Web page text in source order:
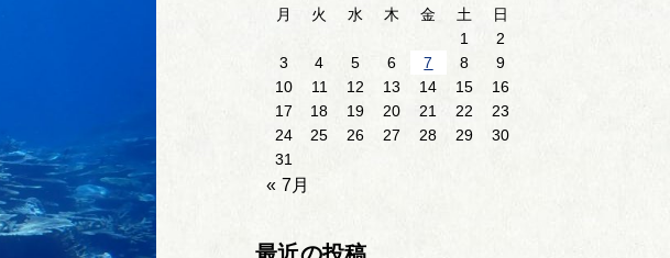
月
火 水 木 金 土
日
1
2
3
4 5 6 7 8
9
10
11 12 13 14 15
16
17
18 19 20 21 22
23
24
25 26 27 28 29
30
31
« 7月